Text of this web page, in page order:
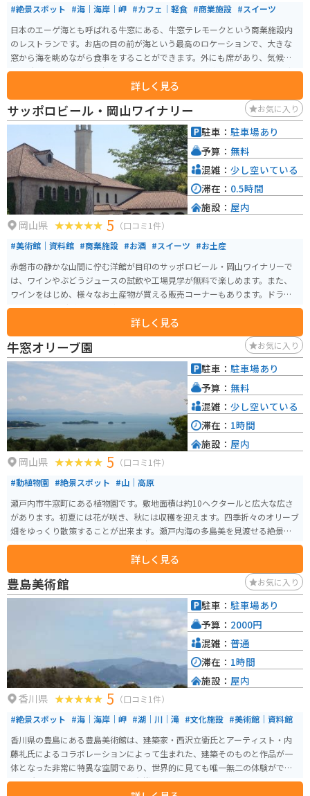
#絶景スポット #海｜海岸｜岬 #カフェ｜軽食 #商業施設 #スイーツ
日本のエーゲ海とも呼ばれる牛窓にある、牛窓テレモークという商業施設内
のレストランです。お店の目の前が海という最高のロケーションで、大きな
窓から海を眺めながら食事をすることができます。外にも席があり、気候が
良い時は外での食事も気持ちよさそうです。 地元瀬戸内市産の野菜や魚介類
をたっぷり使ったランチや、瀬戸内市産のフルーツを使ったパフェなども楽
しめます。建物の隣に広い駐車場があり、駐車スペースには困りません。
詳しく見る
サッポロビール・岡山ワイナリー お気に入り
岡山県 5 （口コミ1件）
#美術館｜資料館 #商業施設 #お酒 #スイーツ #お土産
赤磐市の静かな山間に佇む洋館が目印のサッポロビール・岡山ワイナリーで
は、ワインやぶどうジュースの試飲や工場見学が無料で楽しめます。また、
ワインをはじめ、様々なお土産物が買える販売コーナーもあります。ドライ
ブやツーリングがてら立ち寄るのにはピッタリの施設です。
詳しく見る
駐車： 駐車場あり
予算： 無料
混雑： 少し空いている
滞在： 0.5時間
施設： 屋内
牛窓オリーブ園 お気に入り
岡山県 5 （口コミ1件）
#動植物園 #絶景スポット #山｜高原
瀬戸内市牛窓町にある植物園です。敷地面積は約10ヘクタールと広大な広さ
があります。初夏には花が咲き、秋には収穫を迎えます。四季折々のオリーブ
畑をゆっくり散策することが出来ます。瀬戸内海の多島美を見渡せる絶景の
ビューポイントになっています。日本のエーゲ海と呼ばれています。
詳しく見る
駐車： 駐車場あり
予算： 無料
混雑： 少し空いている
滞在： 1時間
施設： 屋内
豊島美術館 お気に入り
香川県 5 （口コミ1件）
#絶景スポット #海｜海岸｜岬 #湖｜川｜滝 #文化施設 #美術館｜資料館
香川県の豊島にある豊島美術館は、建築家・西沢立衛氏とアーティスト・内
藤礼氏によるコラボレーションによって生まれた、建築そのものと作品が一
体となった非常に特異な空間であり、世界的に見ても唯一無二の体験ができ
る場所です。コクーンを思わせる有機的なフォルムの建物内部では、インス
駐車： 駐車場あり
予算： 2000円
混雑： 普通
滞在： 1時間
施設： 屋内